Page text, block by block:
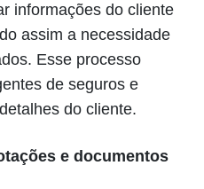
informações do cliente
assim a necessidade
Esse processo
de seguros e
do cliente.
e documentos